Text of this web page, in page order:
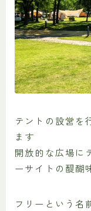
テントの設営を
ます
開放的な広場に
ーサイトの醍醐
フリーという名